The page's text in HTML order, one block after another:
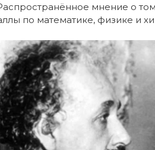
мнение о
по математике, физике и